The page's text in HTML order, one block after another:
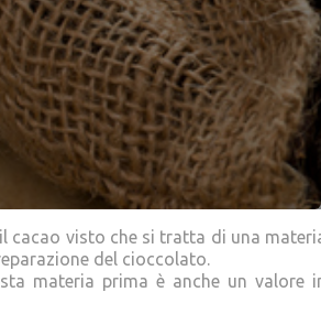
cacao visto che si tratta di una
del cioccolato.
materia prima è anche un valore